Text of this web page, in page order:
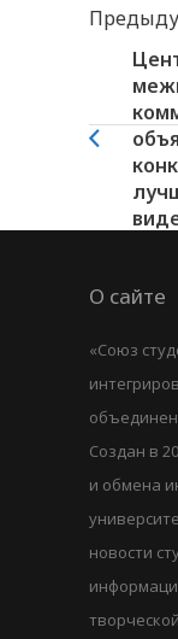
О сайте
«Союз
Создан в
и обмена
новости